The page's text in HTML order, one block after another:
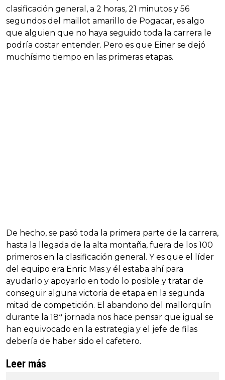
clasificación general, a 2 horas, 21 minutos y 56
segundos del maillot amarillo de Pogacar, es algo
que alguien que no haya seguido toda la carrera le
podría costar entender. Pero es que Einer se dejó
muchísimo tiempo en las primeras etapas.
De hecho, se pasó toda la primera parte de la carrera,
hasta la llegada de la alta montaña, fuera de los 100
primeros en la clasificación general. Y es que el líder
del equipo era Enric Mas y él estaba ahí para
ayudarlo y apoyarlo en todo lo posible y tratar de
conseguir alguna victoria de etapa en la segunda
mitad de competición. El abandono del mallorquín
durante la 18ª jornada nos hace pensar que igual se
han equivocado en la estrategia y el jefe de filas
debería de haber sido el cafetero.
Leer más